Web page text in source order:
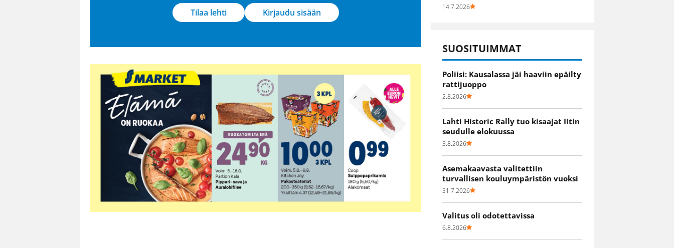
Tilaa lehti Kirjaudu sisään
14.7.2026
SUOSITUIMMAT
Poliisi: Kausalassa jäi haaviin epäilty
rattijuoppo
2.8.2026
Lahti Historic Rally tuo kisaajat Iitin
seudulle elokuussa
3.8.2026
Asemakaavasta valitettiin
turvallisen kouluympäristön vuoksi
31.7.2026
Valitus oli odotettavissa
6.8.2026